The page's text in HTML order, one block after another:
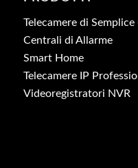
Telecamere di
Centrali di Allarme
Smart Home
Telecamere IP
Videoregistratori NVR